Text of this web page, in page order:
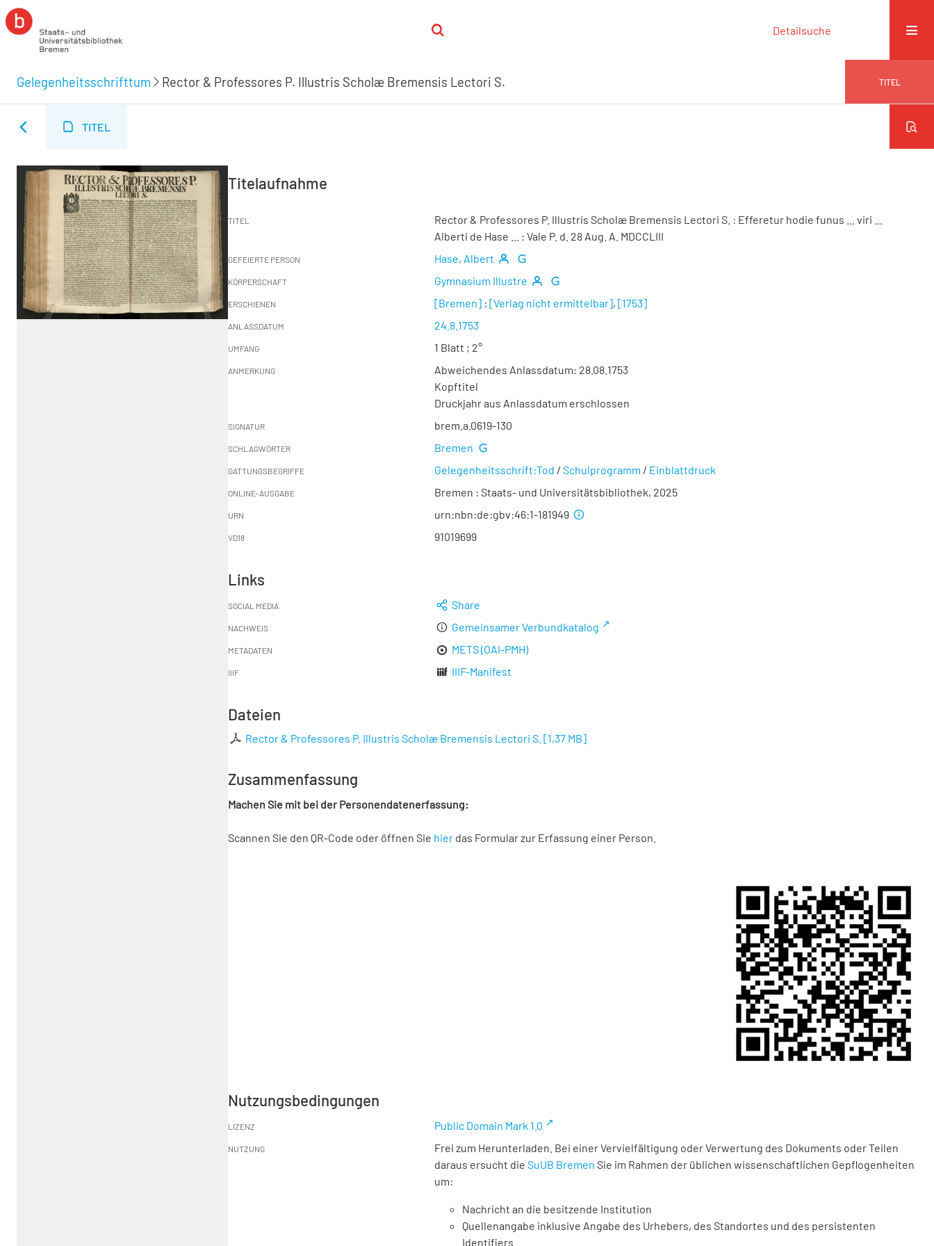
Detailsuche
Gelegenheitsschrifttum Rector & Professores P. Illustris Scholæ Bremensis Lectori S. TITEL
TITEL
Titelaufnahme
TITEL Rector & Professores P. Illustris Scholæ Bremensis Lectori S. : Efferetur hodie funus ... viri ...
Alberti de Hase ... : Vale P. d. 28 Aug. A. MDCCLIII
GEFEIERTE PERSON Hase, Albert
KÖRPERSCHAFT Gymnasium Illustre
ERSCHIENEN [Bremen] : [Verlag nicht ermittelbar], [1753]
ANLASSDATUM 24.8.1753
UMFANG 1 Blatt ; 2°
ANMERKUNG
Abweichendes Anlassdatum: 28.08.1753
Kopftitel
Druckjahr aus Anlassdatum erschlossen
SIGNATUR brem.a.0619-130
SCHLAGWÖRTER Bremen
GATTUNGSBEGRIFFE Gelegenheitsschrift:Tod / Schulprogramm / Einblattdruck
ONLINE-AUSGABE Bremen : Staats- und Universitätsbibliothek, 2025
URN urn:nbn:de:gbv:46:1-181949
VD18 91019699
Links
SOCIAL MEDIA Share
NACHWEIS Gemeinsamer Verbundkatalog
METADATEN METS (OAI-PMH)
IIIF IIIF-Manifest
Dateien
Rector & Professores P. Illustris Scholæ Bremensis Lectori S. [1,37 MB]
Zusammenfassung
Machen Sie mit bei der Personendatenerfassung:
Scannen Sie den QR-Code oder öffnen Sie hier das Formular zur Erfassung einer Person.
Nutzungsbedingungen
LIZENZ Public Domain Mark 1.0
NUTZUNG
Frei zum Herunterladen. Bei einer Vervielfältigung oder Verwertung des Dokuments oder Teilen
daraus ersucht die SuUB Bremen Sie im Rahmen der üblichen wissenschaftlichen Gepflogenheiten
um:
Nachricht an die besitzende Institution
Quellenangabe inklusive Angabe des Urhebers, des Standortes und des persistenten
Identifiers